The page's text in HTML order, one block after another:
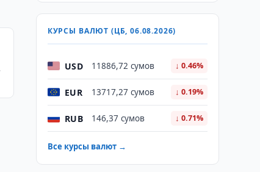
КУРСЫ ВАЛЮТ (ЦБ, 06.08.2026)
USD 11886,72 сумов ↓ 0.46%
EUR 13717,27 сумов ↓ 0.19%
RUB 146,37 сумов ↓ 0.71%
Все курсы валют →